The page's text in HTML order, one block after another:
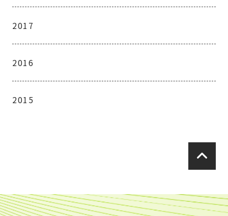
2017
2016
2015